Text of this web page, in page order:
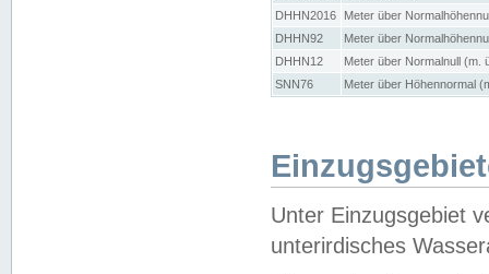
DHHN2016
Meter über
DHHN92
Meter über
DHHN12
Meter über Normalnull (m.
SNN76
Meter über Höhennormal
Unter Einzugsgebiet
unterirdisches